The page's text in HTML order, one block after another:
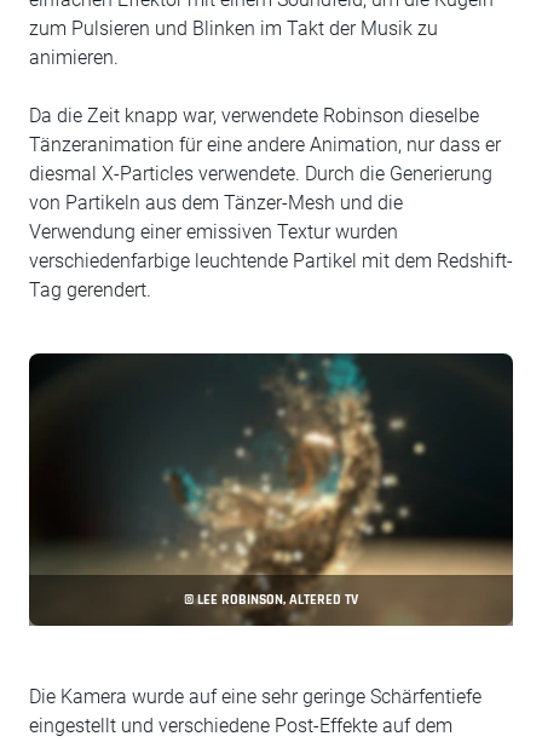
zum Pulsieren und Blinken im Takt der Musik zu
animieren.
Da die Zeit knapp war, verwendete Robinson dieselbe
Tänzeranimation für eine andere Animation, nur dass er
diesmal X-Particles verwendete. Durch die Generierung
von Partikeln aus dem Tänzer-Mesh und die
Verwendung einer emissiven Textur wurden
verschiedenfarbige leuchtende Partikel mit dem Redshift-
Tag gerendert.
© LEE ROBINSON, ALTERED TV
Die Kamera wurde auf eine sehr geringe Schärfentiefe
eingestellt und verschiedene Post-Effekte auf dem